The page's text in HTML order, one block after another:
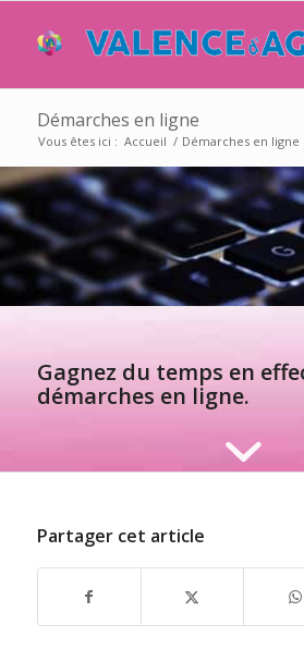
Démarches en ligne
Vous êtes ici : Accueil / Démarches en ligne
Gagnez du temps en
démarches en ligne.
Partager cet article